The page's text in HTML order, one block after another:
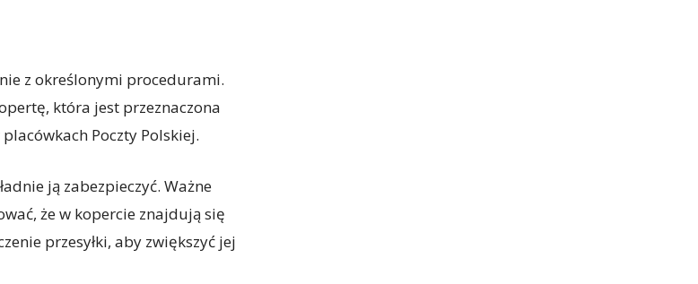
z określonymi procedurami.
która jest przeznaczona
Poczty Polskiej.
ją zabezpieczyć. Ważne
że w kopercie znajdują się
przesyłki, aby zwiększyć jej